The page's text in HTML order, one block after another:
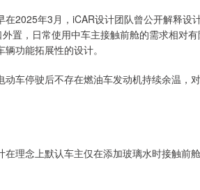
2025年3月，iCAR设计团队曾公开解释设
置，日常使用中车主接触前舱的需求相对
功能拓展性的设计。
车停驶后不存在燃油车发动机持续余温，
理念上默认车主仅在添加玻璃水时接触前